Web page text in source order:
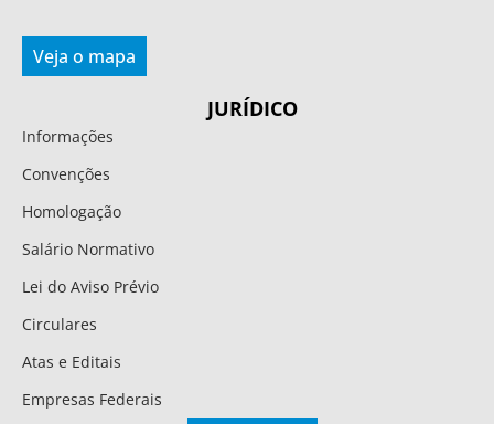
Veja o mapa
JURÍDICO
Informações
Convenções
Homologação
Salário Normativo
Lei do Aviso Prévio
Circulares
Atas e Editais
Empresas Federais